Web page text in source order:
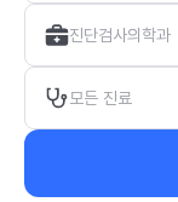
진단검사의학과
모든 진료